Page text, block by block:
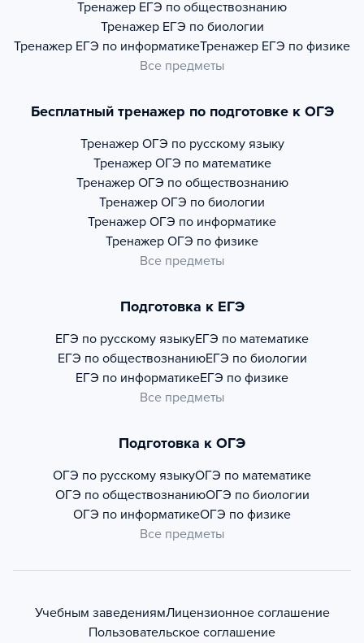
Тренажер ЕГЭ по обществознанию
Тренажер ЕГЭ по биологии
Тренажер ЕГЭ по информатикеТренажер ЕГЭ по физике
Все предметы
Бесплатный тренажер по подготовке к ОГЭ
Тренажер ОГЭ по русскому языку
Тренажер ОГЭ по математике
Тренажер ОГЭ по обществознанию
Тренажер ОГЭ по биологии
Тренажер ОГЭ по информатике
Тренажер ОГЭ по физике
Все предметы
Подготовка к ЕГЭ
ЕГЭ по русскому языкуЕГЭ по математике
ЕГЭ по обществознаниюЕГЭ по биологии
ЕГЭ по информатикеЕГЭ по физике
Все предметы
Подготовка к ОГЭ
ОГЭ по русскому языкуОГЭ по математике
ОГЭ по обществознаниюОГЭ по биологии
ОГЭ по информатикеОГЭ по физике
Все предметы
Учебным заведениямЛицензионное соглашение
Пользовательское соглашение